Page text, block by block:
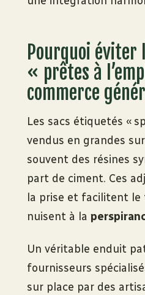
Pourquoi éviter
« prêtes à
commerce
Les sacs étiquetés «
vendus en grandes
souvent des résines
part de ciment. Ces
la prise et facilitent le
nuisent à la
Un véritable enduit
fournisseurs
sur place par des